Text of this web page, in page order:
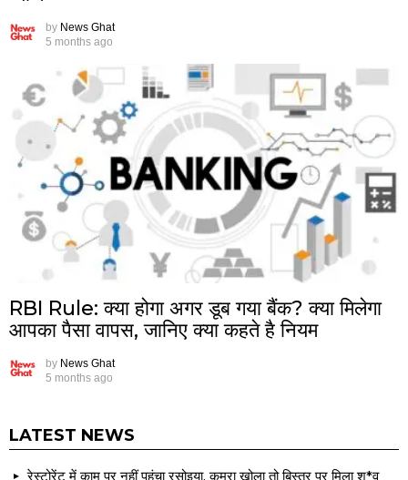
by News Ghat
5 months ago
RBI Rule: क्या होगा अगर डूब गया बैंक? क्या मिलेगा
आपका पैसा वापस, जानिए क्या कहते है नियम
by News Ghat
5 months ago
LATEST NEWS
रेस्टोरेंट में काम पर नहीं पहुंचा रसोइया, कमरा खोला तो बिस्तर पर मिला श*व